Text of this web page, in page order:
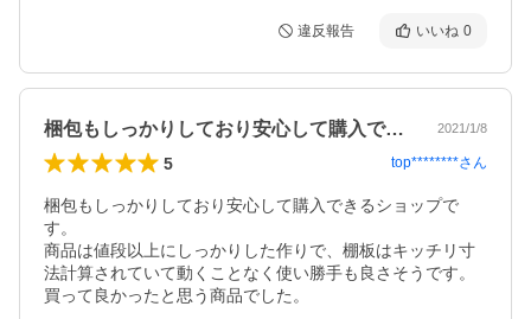
違反報告 いいね 0
梱包もしっかりしており安心して購入でき… 2021/1/8
5 top********さん
梱包もしっかりしており安心して購入できるショップで
す。
商品は値段以上にしっかりした作りで、棚板はキッチリ寸
法計算されていて動くことなく使い勝手も良さそうです。
買って良かったと思う商品でした。